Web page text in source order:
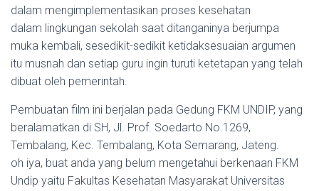
dalam mengimplementasikan proses kesehatan
dalam lingkungan sekolah saat ditanganinya berjumpa
muka kembali, sesedikit-sedikit ketidaksesuaian argumen
itu musnah dan setiap guru ingin turuti ketetapan yang telah
dibuat oleh pemerintah.
Pembuatan film ini berjalan pada Gedung FKM UNDIP, yang
beralamatkan di SH, Jl. Prof. Soedarto No.1269,
Tembalang, Kec. Tembalang, Kota Semarang, Jateng.
oh iya, buat anda yang belum mengetahui berkenaan FKM
Undip yaitu Fakultas Kesehatan Masyarakat Universitas